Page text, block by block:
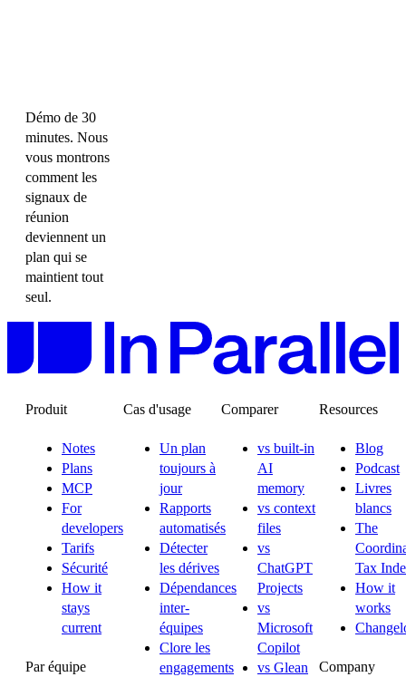
Démo de 30
minutes. Nous
vous montrons
comment les
signaux de
réunion
deviennent un
plan qui se
maintient tout
seul.
Produit
Notes
Plans
MCP
For
developers
Tarifs
Sécurité
How it
stays
current
Par équipe
Cas d'usage
Un plan
toujours à
jour
Rapports
automatisés
Détecter
les dérives
Dépendances
inter-
équipes
Clore les
engagements
Comparer
vs built-in
AI
memory
vs context
files
vs
ChatGPT
Projects
vs
Microsoft
Copilot
vs Glean
Resources
Blog
Podcast
Livres
blancs
The
Tax
How it
works
Company